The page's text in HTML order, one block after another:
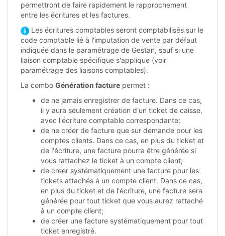
permettront de faire rapidement le rapprochement
entre les écritures et les factures.
Les écritures comptables seront comptabilisés sur le
code comptable lié à l'imputation de vente par défaut
indiquée dans le paramétrage de Gestan, sauf si une
liaison comptable spécifique s'applique (voir
paramétrage des liaisons comptables).
La combo Génération facture permet :
de ne jamais enregistrer de facture. Dans ce cas,
il y aura seulement création d'un ticket de caisse,
avec l'écriture comptable correspondante;
de ne créer de facture que sur demande pour les
comptes clients. Dans ce cas, en plus du ticket et
de l'écriture, une facture pourra être générée si
vous rattachez le ticket à un compte client;
de créer systématiquement une facture pour les
tickets attachés à un compte client. Dans ce cas,
en plus du ticket et de l'écriture, une facture sera
générée pour tout ticket que vous aurez rattaché
à un compte client;
de créer une facture systématiquement pour tout
ticket enregistré.